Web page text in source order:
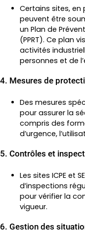
Certains sites, en
peuvent être
un Plan de
(PPRT). Ce plan
activités
personnes et de
4. Mesures de
Des mesures
pour assurer la
compris des
d’urgence,
5. Contrôles et
Les sites ICPE et
d’inspections
pour vérifier la
vigueur.
6. Gestion des